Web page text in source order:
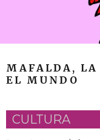
MAFALDA, LA
EL MUNDO
CULTURA